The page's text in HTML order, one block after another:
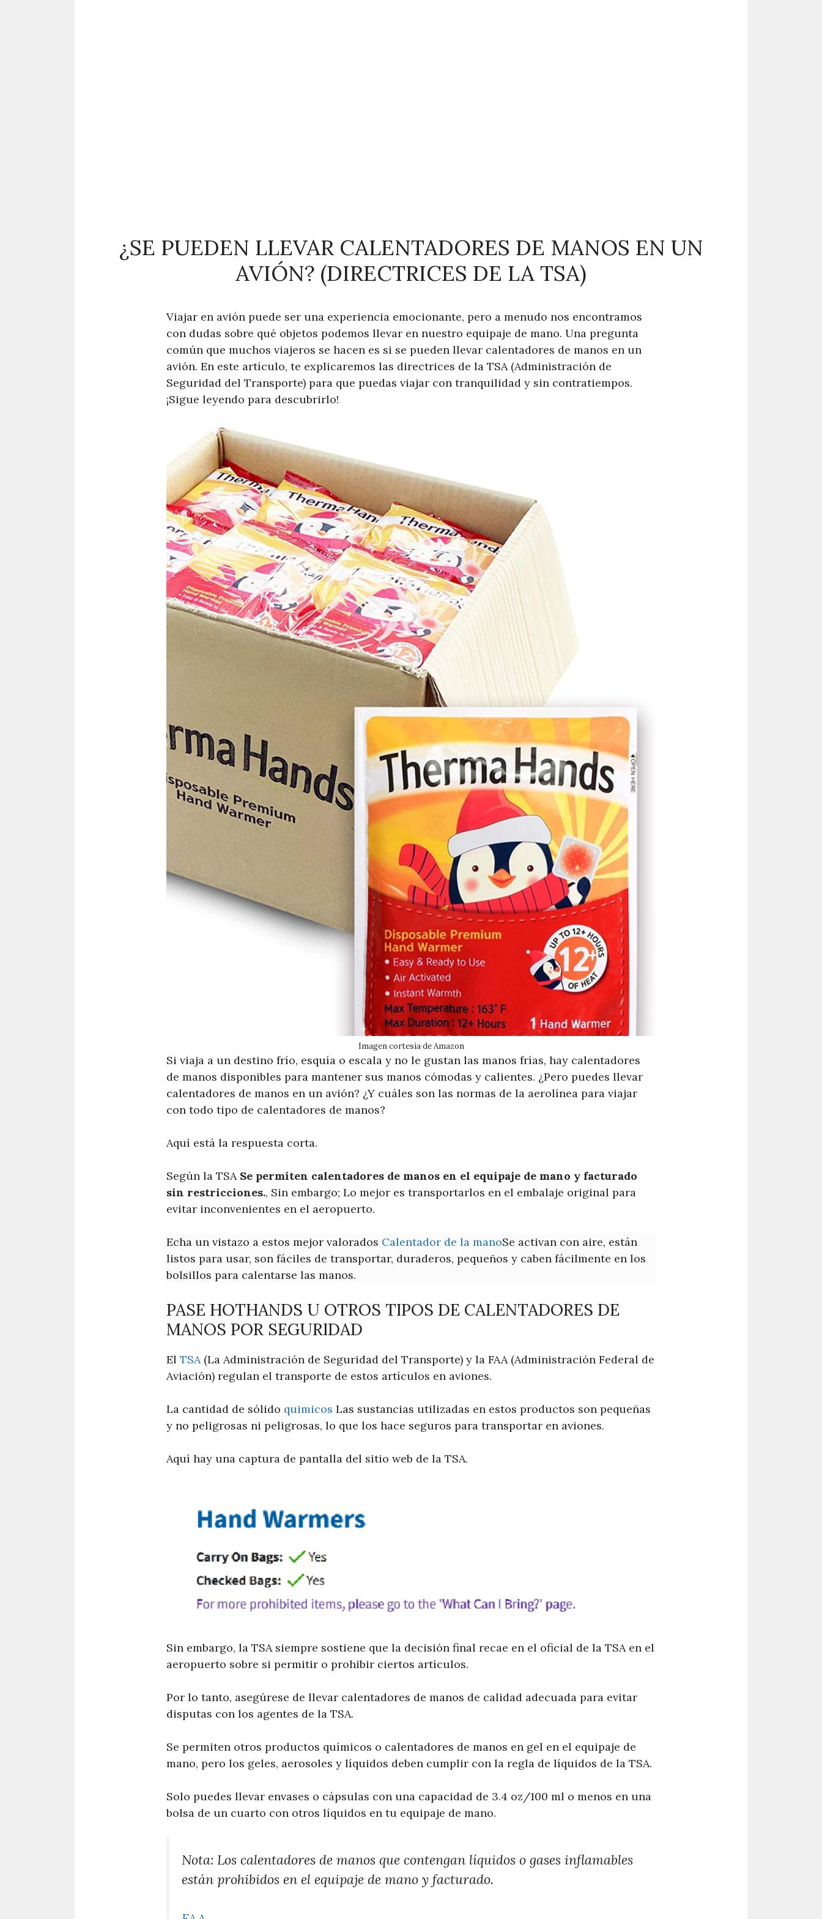
¿SE PUEDEN LLEVAR CALENTADORES DE MANOS EN UN
AVIÓN? (DIRECTRICES DE LA TSA)
Viajar en avión puede ser una experiencia emocionante, pero a menudo nos encontramos
con dudas sobre qué objetos podemos llevar en nuestro equipaje de mano. Una pregunta
común que muchos viajeros se hacen es si se pueden llevar calentadores de manos en un
avión. En este artículo, te explicaremos las directrices de la TSA (Administración de
Seguridad del Transporte) para que puedas viajar con tranquilidad y sin contratiempos.
¡Sigue leyendo para descubrirlo!
Imagen cortesía de Amazon
Si viaja a un destino frío, esquía o escala y no le gustan las manos frías, hay calentadores
de manos disponibles para mantener sus manos cómodas y calientes. ¿Pero puedes llevar
calentadores de manos en un avión? ¿Y cuáles son las normas de la aerolínea para viajar
con todo tipo de calentadores de manos?
Aquí está la respuesta corta.
Según la TSASe permiten calentadores de manos en el equipaje de mano y facturado
sin restricciones., Sin embargo; Lo mejor es transportarlos en el embalaje original para
evitar inconvenientes en el aeropuerto.
Echa un vistazo a estos mejor valorados Calentador de la manoSe activan con aire, están
listos para usar, son fáciles de transportar, duraderos, pequeños y caben fácilmente en los
bolsillos para calentarse las manos.
PASE HOTHANDS U OTROS TIPOS DE CALENTADORES DE
MANOS POR SEGURIDAD
El TSA(La Administración de Seguridad del Transporte) y la FAA (Administración Federal de
Aviación) regulan el transporte de estos artículos en aviones.
La cantidad de sólido quimicos Las sustancias utilizadas en estos productos son pequeñas
y no peligrosas ni peligrosas, lo que los hace seguros para transportar en aviones.
Aquí hay una captura de pantalla del sitio web de la TSA.
Sin embargo, la TSA siempre sostiene que la decisión final recae en el oficial de la TSA en el
aeropuerto sobre si permitir o prohibir ciertos artículos.
Por lo tanto, asegúrese de llevar calentadores de manos de calidad adecuada para evitar
disputas con los agentes de la TSA.
Se permiten otros productos químicos o calentadores de manos en gel en el equipaje de
mano, pero los geles, aerosoles y líquidos deben cumplir con la regla de líquidos de la TSA.
Solo puedes llevar envases o cápsulas con una capacidad de 3.4 oz/100 ml o menos en una
bolsa de un cuarto con otros líquidos en tu equipaje de mano.
Nota: Los calentadores de manos que contengan líquidos o gases inflamables
están prohibidos en el equipaje de mano y facturado.